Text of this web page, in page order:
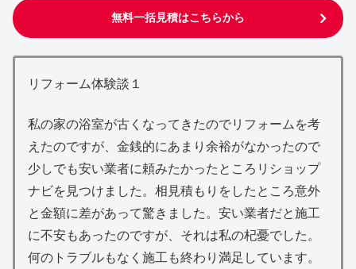
無料一括見積はこちらから
リフォーム体験談１
私の家の浴室が古くなってきたのでリフォームを考
えたのですが、金銭的にあまり余裕がなかったので
少しでも安い業者に頼みたかったところリショップ
ナビを見つけました。相見積もりをしたところ意外
と金額に差があって驚きました。安い業者だと施工
に不安もあったのですが、それは私の杞憂でした。
何のトラブルもなく施工も終わり満足しています。